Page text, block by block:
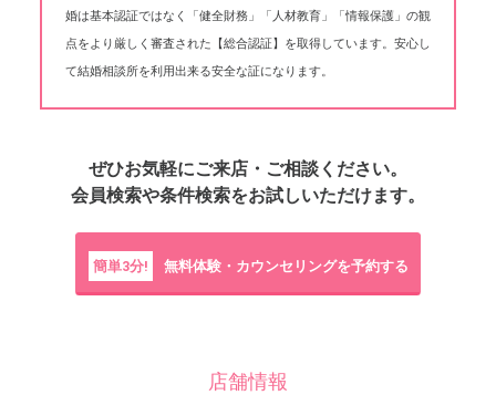
婚は基本認証ではなく「健全財務」「人材教育」「情報保護」の観
点をより厳しく審査された【総合認証】を取得しています。安心し
て結婚相談所を利用出来る安全な証になります。
ぜひお気軽にご来店・ご相談ください。
会員検索や条件検索をお試しいただけます。
簡単3分! 無料体験・カウンセリングを予約する
店舗情報